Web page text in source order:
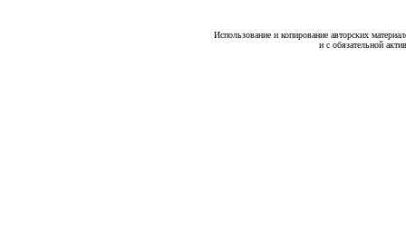
Использование и копирование авторских
и с обязательной